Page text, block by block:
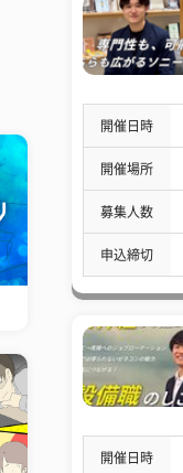
開催日時
開催場所
募集人数
申込締切
開催日時